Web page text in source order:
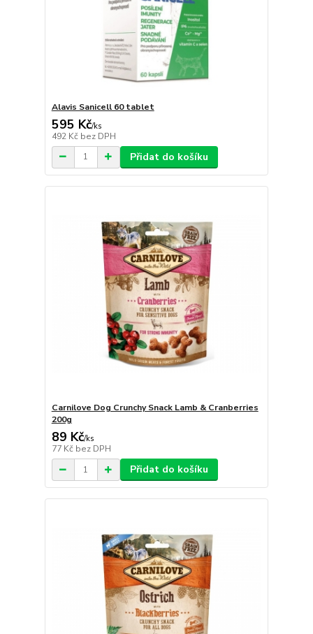
Alavis Sanicell 60 tablet
595 Kč/ks
492 Kč bez DPH
Přidat do košíku
Carnilove Dog Crunchy Snack Lamb & Cranberries
200g
89 Kč/ks
77 Kč bez DPH
Přidat do košíku